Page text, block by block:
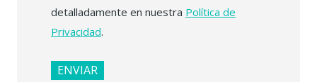
detalladamente en nuestra Política de
Privacidad.